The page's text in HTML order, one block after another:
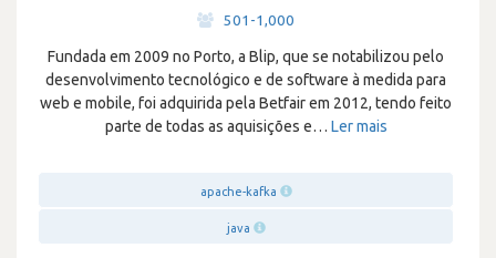
501-1,000
Fundada em 2009 no Porto, a Blip, que se notabilizou pelo
desenvolvimento tecnológico e de software à medida para
web e mobile, foi adquirida pela Betfair em 2012, tendo feito
parte de todas as aquisições e… Ler mais
apache-kafka
java